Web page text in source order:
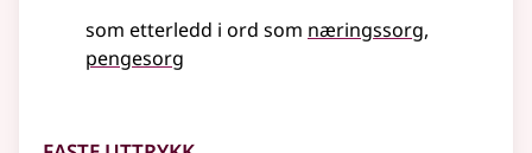
som etterledd i ord som næringssorg
pengesorg